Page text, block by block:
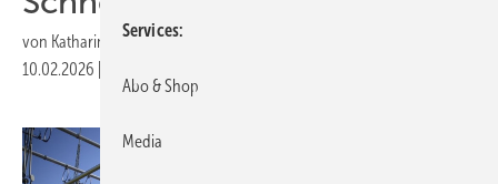
von Katharina Wolf
10.02.2026
Services
Abo & Shop
Media